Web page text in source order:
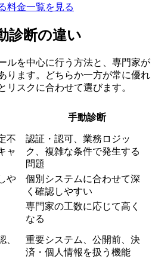
料金一覧を見る
診断の違い
ルを中心に行う方法と、専門家が
ります。どちらか一方が常に優れ
リスクに合わせて選びます。
手動診断
不
ャ
認証・認可、業務ロジッ
ク、複雑な条件で発生する
問題
や
個別システムに合わせて深
く確認しやすい
専門家の工数に応じて高く
なる
、
重要システム、公開前、決
済・個人情報を扱う機能